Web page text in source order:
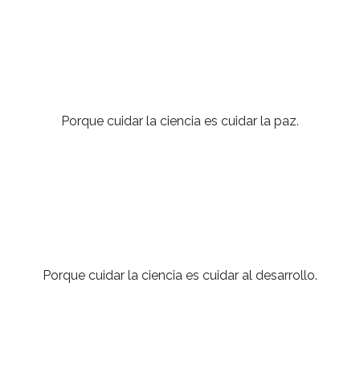
Porque cuidar la ciencia es cuidar la paz.
Porque cuidar la ciencia es cuidar al desarrollo.